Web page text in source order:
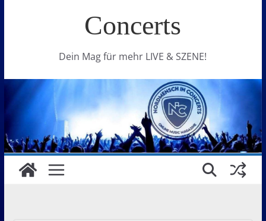
Concerts
Dein Mag für mehr LIVE & SZENE!